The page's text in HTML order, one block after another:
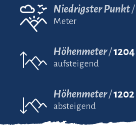
Niedrigster Punkt
Meter
Höhenmeter 1204
aufsteigend
Höhenmeter 1202
absteigend